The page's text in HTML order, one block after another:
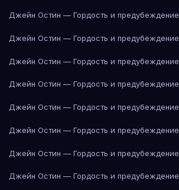
Джейн Остин — Гордость и предубеждение
Джейн Остин — Гордость и предубеждение
Джейн Остин — Гордость и предубеждение
Джейн Остин — Гордость и предубеждение
Джейн Остин — Гордость и предубеждение
Джейн Остин — Гордость и предубеждение
Джейн Остин — Гордость и предубеждение
Джейн Остин — Гордость и предубеждение